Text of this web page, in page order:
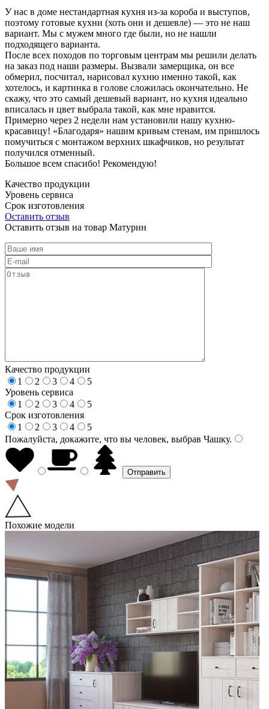
У нас в доме нестандартная кухня из-за короба и выступов,
поэтому готовые кухни (хоть они и дешевле) — это не наш
вариант. Мы с мужем много где были, но не нашли
подходящего варианта.
После всех походов по торговым центрам мы решили делать
на заказ под наши размеры. Вызвали замерщика, он все
обмерил, посчитал, нарисовал кухню именно такой, как
хотелось, и картинка в голове сложилась окончательно. Не
скажу, что это самый дешевый вариант, но кухня идеально
вписалась и цвет выбрала такой, как мне нравится.
Примерно через 2 недели нам установили нашу кухню-
красавицу! «Благодаря» нашим кривым стенам, им пришлось
помучиться с монтажом верхних шкафчиков, но результат
получился отменный.
Большое всем спасибо! Рекомендую!
Качество продукции
Уровень сервиса
Срок изготовления
Оставить отзыв
Оставить отзыв на товар Матурин
Качество продукции
1
2 3 4
5
Уровень сервиса
1
2 3 4
5
Срок изготовления
1
2 3 4
5
Пожалуйста, докажите, что вы человек, выбрав Чашку.
Похожие модели